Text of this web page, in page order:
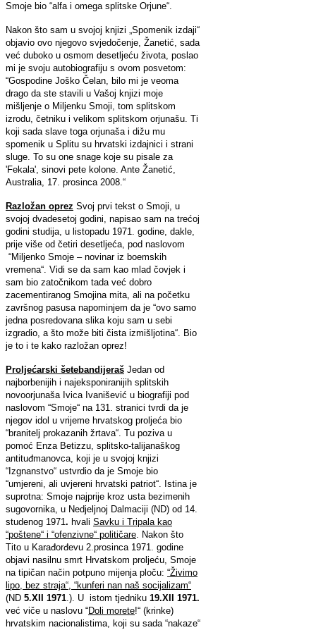
Smoje bio “alfa i omega splitske Orjune“.
Nakon što sam u svojoj knjizi „Spomenik izdaji“
objavio ovo njegovo svjedočenje, Žanetić, sada
već duboko u osmom desetljeću života, poslao
mi je svoju autobiografiju s ovom posvetom:
“Gospodine Joško Čelan, bilo mi je veoma
drago da ste stavili u Vašoj knjizi moje
mišljenje o Miljenku Smoji, tom splitskom
izrodu, četniku i velikom splitskom orjunašu. Ti
koji sada slave toga orjunaša i dižu mu
spomenik u Splitu su hrvatski izdajnici i strani
sluge. To su one snage koje su pisale za
'Fekala', sinovi pete kolone. Ante Žanetić,
Australia, 17. prosinca 2008.“
Razložan oprez Svoj prvi tekst o Smoji, u
svojoj dvadesetoj godini, napisao sam na trećoj
godini studija, u listopadu 1971. godine, dakle,
prije više od četiri desetljeća, pod naslovom
“Miljenko Smoje – novinar iz boemskih
vremena“. Vidi se da sam kao mlad čovjek i
sam bio zatočnikom tada već dobro
zacementiranog Smojina mita, ali na početku
završnog pasusa napominjem da je “ovo samo
jedna posredovana slika koju sam u sebi
izgradio, a što može biti čista izmišljotina“. Bio
je to i te kako razložan oprez!
Proljećarski šetebandijeraš Jedan od
najborbenijih i najeksponiranijih splitskih
novoorjunaša Ivica Ivanišević u biografiji pod
naslovom “Smoje“ na 131. stranici tvrdi da je
njegov idol u vrijeme hrvatskog proljeća bio
“branitelj prokazanih žrtava“. Tu poziva u
pomoć Enza Betizzu, splitsko-talijanaškog
antituđmanovca, koji je u svojoj knjizi
“Izgnanstvo“ ustvrdio da je Smoje bio
“umjereni, ali uvjereni hrvatski patriot“. Istina je
suprotna: Smoje najprije kroz usta bezimenih
sugovornika, u Nedjeljnoj Dalmaciji (ND) od 14.
studenog 1971. hvali Savku i Tripala kao
“poštene“ i “ofenzivne“ političare. Nakon što
Tito u Karađorđevu 2.prosinca 1971. godine
objavi nasilnu smrt Hrvatskom proljeću, Smoje
na tipičan način potpuno mijenja ploču: “Živimo
lipo, bez straja“, “kunferi nan naš socijalizam“
(ND 5.XII 1971.). U istom tjedniku 19.XII 1971.
već viče u naslovu “Doli morete!“ (krinke)
hrvatskim nacionalistima, koji su sada “nakaze“